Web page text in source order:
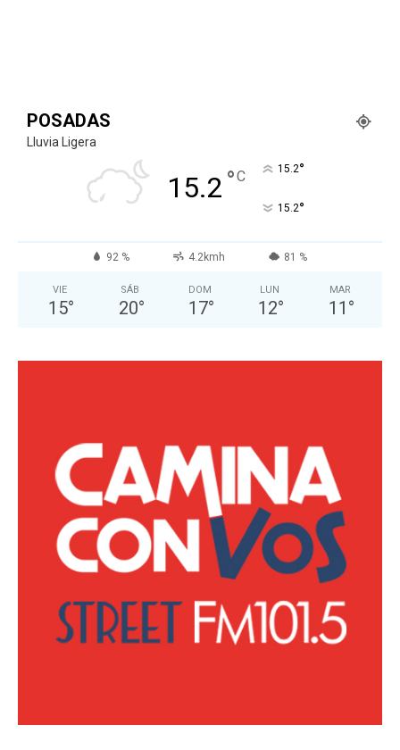
POSADAS
Lluvia Ligera
15.2 °C 15.2°
15.2°
92 % 4.2kmh 81 %
VIE
15°
SÁB
20°
DOM
17°
LUN
12°
MAR
11 °